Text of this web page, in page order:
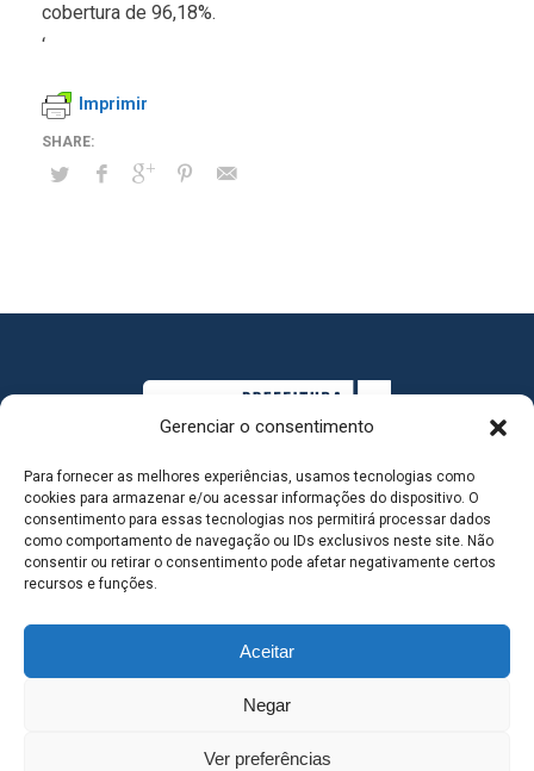
Gerenciar o consentimento
Para fornecer as melhores experiências, usamos tecnologias como
cookies para armazenar e/ou acessar informações do dispositivo. O
consentimento para essas tecnologias nos permitirá processar dados
como comportamento de navegação ou IDs exclusivos neste site. Não
consentir ou retirar o consentimento pode afetar negativamente certos
recursos e funções.
Aceitar
Negar
Ver preferências
cobertura de 96,18%.
‘
Imprimir
MAPA DO SITE
SEDE DO ADMINISTRATIVO MUNICIPAL - Avenida